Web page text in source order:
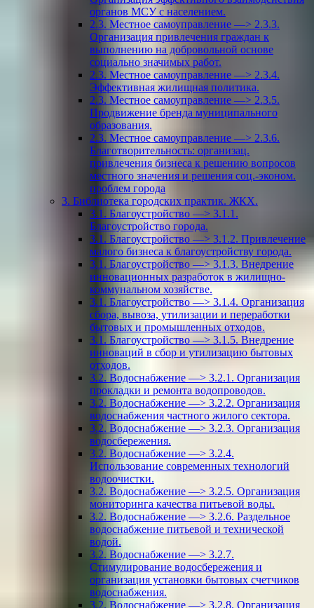
органов МСУ с населением.
2.3. Местное самоуправление —> 2.3.3.
Организация привлечения граждан к
выполнению на добровольной основе
социально значимых работ.
2.3. Местное самоуправление —> 2.3.4.
Эффективная жилищная политика.
2.3. Местное самоуправление —> 2.3.5.
Продвижение бренда муниципального
образования.
2.3. Местное самоуправление —> 2.3.6.
Благотворительность: организац.
привлечения бизнеса к решению вопросов
местного значения и решения соц.-эконом.
проблем города
3. Библиотека городских практик. ЖКХ.
3.1. Благоустройство —> 3.1.1.
Благоустройство города.
3.1. Благоустройство —> 3.1.2. Привлечение
малого бизнеса к благоустройству города.
3.1. Благоустройство —> 3.1.3. Внедрение
инновационных разработок в жилищно-
коммунальном хозяйстве.
3.1. Благоустройство —> 3.1.4. Организация
сбора, вывоза, утилизации и переработки
бытовых и промышленных отходов.
3.1. Благоустройство —> 3.1.5. Внедрение
инноваций в сбор и утилизацию бытовых
отходов.
3.2. Водоснабжение —> 3.2.1. Организация
прокладки и ремонта водопроводов.
3.2. Водоснабжение —> 3.2.2. Организация
водоснабжения частного жилого сектора.
3.2. Водоснабжение —> 3.2.3. Организация
водосбережения.
3.2. Водоснабжение —> 3.2.4.
Использование современных технологий
водоочистки.
3.2. Водоснабжение —> 3.2.5. Организация
мониторинга качества питьевой воды.
3.2. Водоснабжение —> 3.2.6. Раздельное
водоснабжение питьевой и технической
водой.
3.2. Водоснабжение —> 3.2.7.
Стимулирование водосбережения и
организация установки бытовых счетчиков
водоснабжения.
3.2. Водоснабжение —> 3.2.8. Организация